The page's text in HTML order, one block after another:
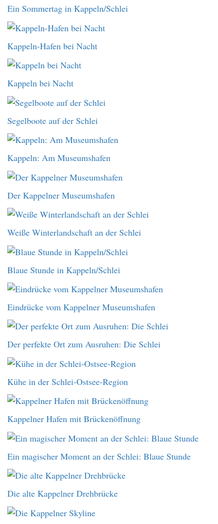
Ein Sommertag in Kappeln/Schlei
Kappeln-Hafen bei Nacht
Kappeln bei Nacht
Segelboote auf der Schlei
Kappeln: Am Museumshafen
Der Kappelner Museumshafen
Weiße Winterlandschaft an der Schlei
Blaue Stunde in Kappeln/Schlei
Eindrücke vom Kappelner Museumshafen
Der perfekte Ort zum Ausruhen: Die Schlei
Kühe in der Schlei-Ostsee-Region
Kappelner Hafen mit Brückenöffnung
Ein magischer Moment an der Schlei: Blaue Stunde
Die alte Kappelner Drehbrücke